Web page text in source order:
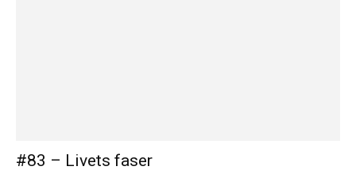
#83 – Livets faser